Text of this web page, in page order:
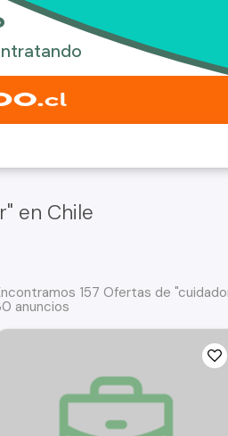
en Chile
157 Ofertas de
anuncios